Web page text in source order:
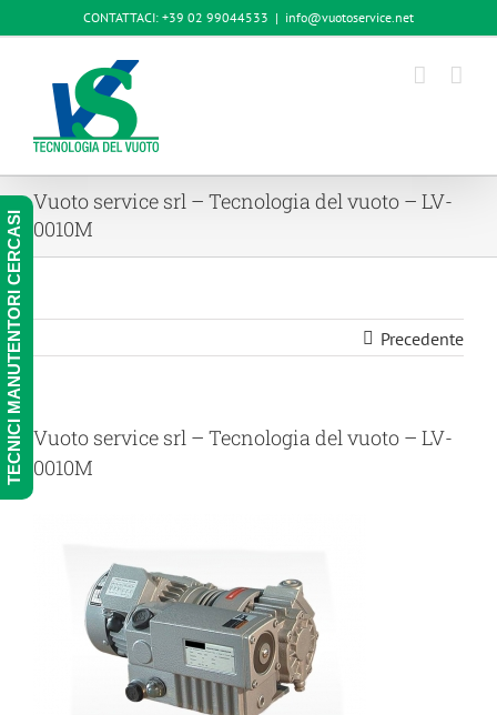
al
CONTATTACI: +39 02 99044533 | info@vuotoservice.net
Vuoto service srl – Tecnologia del vuoto – LV-
0010M
Precedente
Vuoto service srl – Tecnologia del vuoto – LV-
0010M
TECNICI MANUTENTORI CERCASI